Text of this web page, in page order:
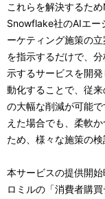
これらを解決するた
Snowflake社のAIエ
ーケティング施策の
を指示するだけで、
示するサービスを開
動化することで、従
の大幅な削減が可能
えた場合でも、柔軟
ため、様々な施策の
本サービスの提供開
ロミルの「消費者購